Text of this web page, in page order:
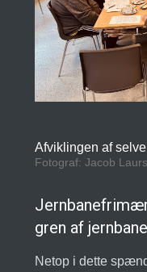
Afviklingen af
Fotograf: Jacob
gren af
Netop i dette